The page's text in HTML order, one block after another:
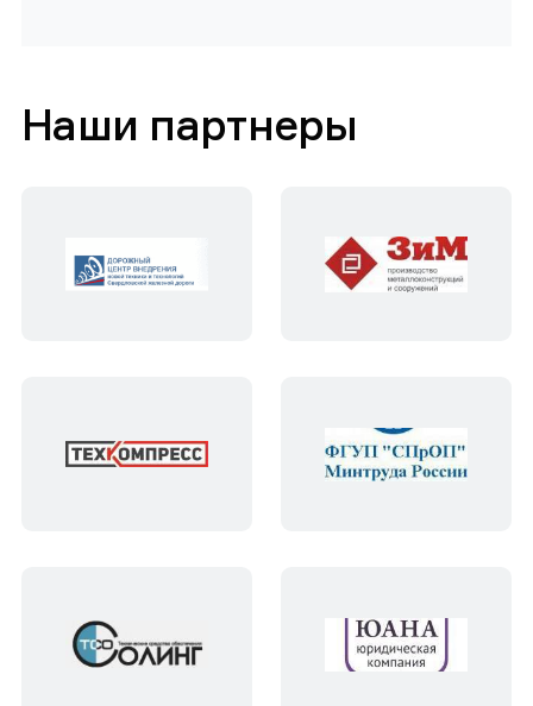
Наши партнеры